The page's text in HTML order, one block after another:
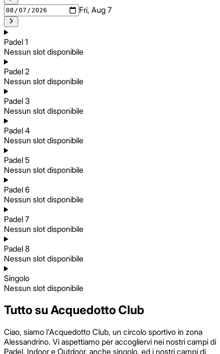
Fri, Aug 7
Padel 1
Nessun slot disponibile
Padel 2
Nessun slot disponibile
Padel 3
Nessun slot disponibile
Padel 4
Nessun slot disponibile
Padel 5
Nessun slot disponibile
Padel 6
Nessun slot disponibile
Padel 7
Nessun slot disponibile
Padel 8
Nessun slot disponibile
Singolo
Nessun slot disponibile
Tutto su Acquedotto Club
Ciao, siamo l'Acquedotto Club, un circolo sportivo in zona
Alessandrino. Vi aspettiamo per accogliervi nei nostri campi di
Padel, Indoor e Outdoor, anche singolo, ed i nostri campi di